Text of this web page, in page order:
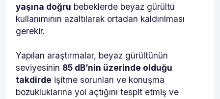
yaşına doğru bebeklerde beyaz gürültü
kullanımının azaltılarak ortadan kaldırılması
gerekir.
Yapılan araştırmalar, beyaz gürültünün
seviyesinin 85 dB’nin üzerinde olduğu
takdirde işitme sorunları ve konuşma
bozukluklarına yol açtığını tespit etmiş ve